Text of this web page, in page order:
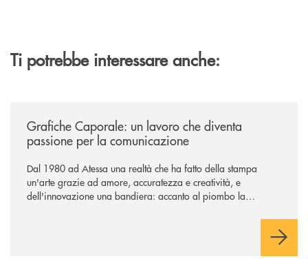
Ti potrebbe interessare anche:
Grafiche Caporale: un lavoro che diventa
passione per la comunicazione
Dal 1980 ad Atessa una realtà che ha fatto della stampa
un'arte grazie ad amore, accuratezza e creatività, e
dell'innovazione una bandiera: accanto al piombo la